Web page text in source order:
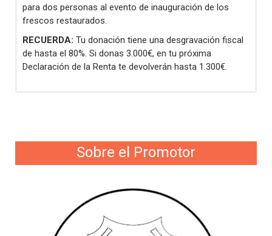
para dos personas al evento de inauguración de los
frescos restaurados.
RECUERDA: Tu donación tiene una desgravación fiscal
de hasta el 80%. Si donas 3.000€, en tu próxima
Declaración de la Renta te devolverán hasta 1.300€.
Sobre el Promotor